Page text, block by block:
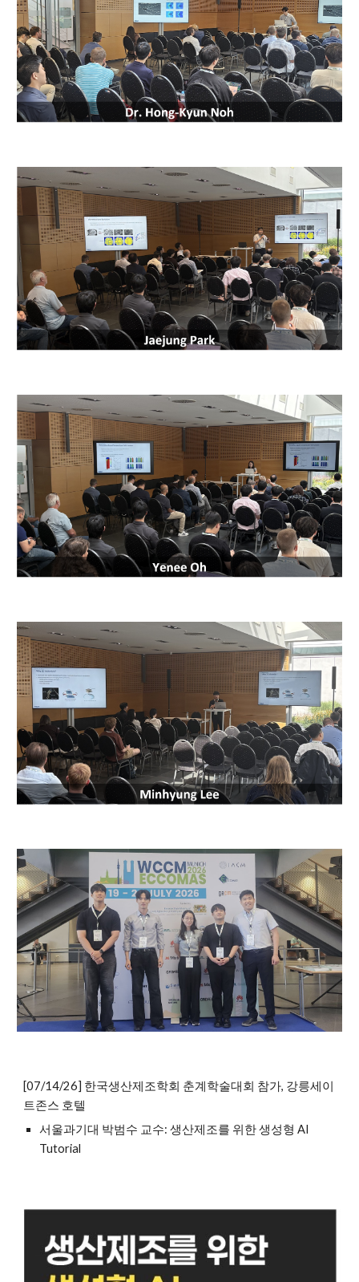
[07/14/26] 한국생산제조학회 춘계학술대회 참가, 강릉세이
트존스 호텔
서울과기대 박범수 교수: 생산제조를 위한 생성형 AI
Tutorial